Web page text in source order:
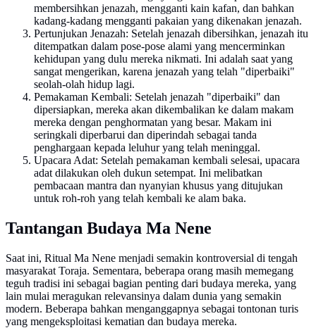
membersihkan jenazah, mengganti kain kafan, dan bahkan
kadang-kadang mengganti pakaian yang dikenakan jenazah.
Pertunjukan Jenazah: Setelah jenazah dibersihkan, jenazah itu
ditempatkan dalam pose-pose alami yang mencerminkan
kehidupan yang dulu mereka nikmati. Ini adalah saat yang
sangat mengerikan, karena jenazah yang telah "diperbaiki"
seolah-olah hidup lagi.
Pemakaman Kembali: Setelah jenazah "diperbaiki" dan
dipersiapkan, mereka akan dikembalikan ke dalam makam
mereka dengan penghormatan yang besar. Makam ini
seringkali diperbarui dan diperindah sebagai tanda
penghargaan kepada leluhur yang telah meninggal.
Upacara Adat: Setelah pemakaman kembali selesai, upacara
adat dilakukan oleh dukun setempat. Ini melibatkan
pembacaan mantra dan nyanyian khusus yang ditujukan
untuk roh-roh yang telah kembali ke alam baka.
Tantangan Budaya Ma Nene
Saat ini, Ritual Ma Nene menjadi semakin kontroversial di tengah
masyarakat Toraja. Sementara, beberapa orang masih memegang
teguh tradisi ini sebagai bagian penting dari budaya mereka, yang
lain mulai meragukan relevansinya dalam dunia yang semakin
modern. Beberapa bahkan menganggapnya sebagai tontonan turis
yang mengeksploitasi kematian dan budaya mereka.